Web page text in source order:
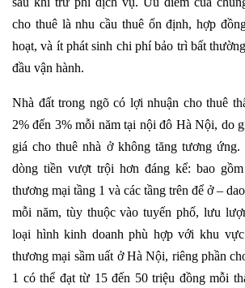
cho thuê là nhu cầu thuê ổn định, hợp
hoạt, và ít phát sinh chi phí bảo trì bất
đầu vận hành.
Nhà đất trong ngõ có lợi nhuận cho thuê
2% đến 3% mỗi năm tại nội đô Hà Nội, do
giá cho thuê nhà ở không tăng tương
dòng tiền vượt trội hơn đáng kể: bao
thương mại tầng 1 và các tầng trên để ở –
mỗi năm, tùy thuộc vào tuyến phố, lưu
loại hình kinh doanh phù hợp với khu
thương mại sầm uất ở Hà Nội, riêng phần
1 có thể đạt từ 15 đến 50 triệu đồng mỗi